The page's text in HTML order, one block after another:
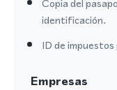
Copia del
identificación.
ID de
Empresas